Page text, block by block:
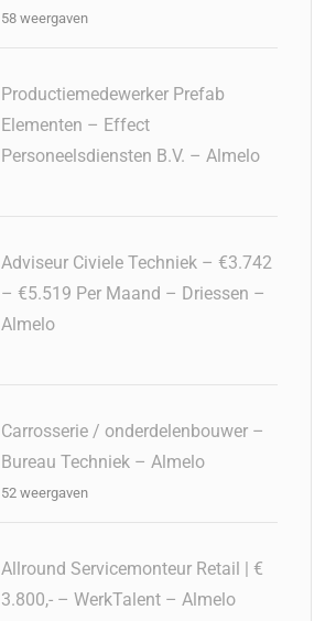
58 weergaven
Productiemedewerker Prefab
Elementen – Effect
Personeelsdiensten B.V. – Almelo
Adviseur Civiele Techniek – €3.742
– €5.519 Per Maand – Driessen –
Almelo
Carrosserie / onderdelenbouwer –
Bureau Techniek – Almelo
52 weergaven
Allround Servicemonteur Retail | €
3.800,- – WerkTalent – Almelo